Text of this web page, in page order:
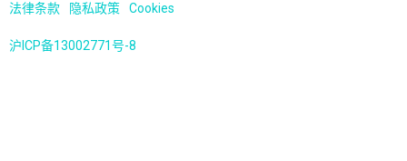
法律条款
隐私政策 Cookies
沪ICP备13002771号-8